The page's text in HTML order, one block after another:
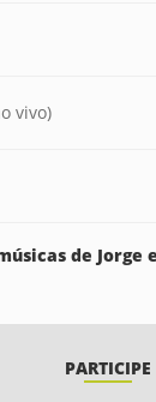
vivo)
de Jorge
PARTICIPE